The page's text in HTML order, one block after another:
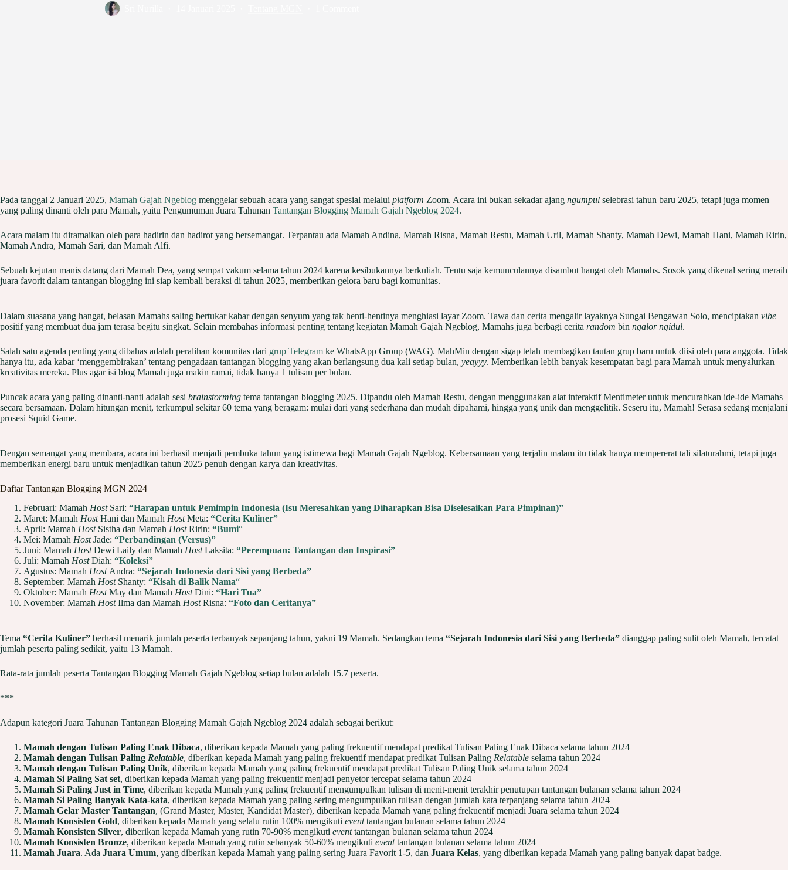
Pada tanggal 2 Januari 2025, Mamah Gajah Ngeblog menggelar sebuah acara yang sangat spesial melalui platform Zoom. Acara ini bukan sekadar ajang ngumpul selebrasi tahun baru 2025, tetapi juga momen
yang paling dinanti oleh para Mamah, yaitu Pengumuman Juara Tahunan Tantangan Blogging Mamah Gajah Ngeblog 2024.
Acara malam itu diramaikan oleh para hadirin dan hadirot yang bersemangat. Terpantau ada Mamah Andina, Mamah Risna, Mamah Restu, Mamah Uril, Mamah Shanty, Mamah Dewi, Mamah Hani, Mamah Ririn,
Mamah Andra, Mamah Sari, dan Mamah Alfi.
Sebuah kejutan manis datang dari Mamah Dea, yang sempat vakum selama tahun 2024 karena kesibukannya berkuliah. Tentu saja kemunculannya disambut hangat oleh Mamahs. Sosok yang dikenal sering meraih
juara favorit dalam tantangan blogging ini siap kembali beraksi di tahun 2025, memberikan gelora baru bagi komunitas.
Dalam suasana yang hangat, belasan Mamahs saling bertukar kabar dengan senyum yang tak henti-hentinya menghiasi layar Zoom. Tawa dan cerita mengalir layaknya Sungai Bengawan Solo, menciptakan vibe
positif yang membuat dua jam terasa begitu singkat. Selain membahas informasi penting tentang kegiatan Mamah Gajah Ngeblog, Mamahs juga berbagi cerita random bin ngalor ngidul.
Salah satu agenda penting yang dibahas adalah peralihan komunitas dari grup Telegram ke WhatsApp Group (WAG). MahMin dengan sigap telah membagikan tautan grup baru untuk diisi oleh para anggota. Tidak
hanya itu, ada kabar ‘menggembirakan’ tentang pengadaan tantangan blogging yang akan berlangsung dua kali setiap bulan, yeayyy. Memberikan lebih banyak kesempatan bagi para Mamah untuk menyalurkan
kreativitas mereka. Plus agar isi blog Mamah juga makin ramai, tidak hanya 1 tulisan per bulan.
Puncak acara yang paling dinanti-nanti adalah sesi brainstorming tema tantangan blogging 2025. Dipandu oleh Mamah Restu, dengan menggunakan alat interaktif Mentimeter untuk mencurahkan ide-ide Mamahs
secara bersamaan. Dalam hitungan menit, terkumpul sekitar 60 tema yang beragam: mulai dari yang sederhana dan mudah dipahami, hingga yang unik dan menggelitik. Seseru itu, Mamah! Serasa sedang menjalani
prosesi Squid Game.
Dengan semangat yang membara, acara ini berhasil menjadi pembuka tahun yang istimewa bagi Mamah Gajah Ngeblog. Kebersamaan yang terjalin malam itu tidak hanya mempererat tali silaturahmi, tetapi juga
memberikan energi baru untuk menjadikan tahun 2025 penuh dengan karya dan kreativitas.
Daftar Tantangan Blogging MGN 2024
Februari: Mamah Host Sari: “Harapan untuk Pemimpin Indonesia (Isu Meresahkan yang Diharapkan Bisa Diselesaikan Para Pimpinan)”
Maret: Mamah HostHani dan Mamah HostMeta: “Cerita Kuliner”
April: Mamah Host Sistha dan Mamah HostRirin: “Bumi“
Mei: Mamah HostJade: “Perbandingan (Versus)”
Juni: Mamah HostDewi Laily dan Mamah HostLaksita: “Perempuan: Tantangan dan Inspirasi”
Juli: Mamah HostDiah: “Koleksi”
Agustus: Mamah Host Andra: “Sejarah Indonesia dari Sisi yang Berbeda”
September: Mamah Host Shanty: “Kisah di Balik Nama“
Oktober: Mamah HostMay dan Mamah HostDini: “Hari Tua”
November: Mamah HostIlma dan Mamah HostRisna: “Foto dan Ceritanya”
Tema “Cerita Kuliner” berhasil menarik jumlah peserta terbanyak sepanjang tahun, yakni 19 Mamah. Sedangkan tema “Sejarah Indonesia dari Sisi yang Berbeda” dianggap paling sulit oleh Mamah, tercatat
jumlah peserta paling sedikit, yaitu 13 Mamah.
Rata-rata jumlah peserta Tantangan Blogging Mamah Gajah Ngeblog setiap bulan adalah 15.7 peserta.
***
Adapun kategori Juara Tahunan Tantangan Blogging Mamah Gajah Ngeblog 2024 adalah sebagai berikut:
Mamah dengan Tulisan Paling Enak Dibaca, diberikan kepada Mamah yang paling frekuentif mendapat predikat Tulisan Paling Enak Dibaca selama tahun 2024
Mamah dengan Tulisan Paling Relatable, diberikan kepada Mamah yang paling frekuentif mendapat predikat Tulisan Paling Relatable selama tahun 2024
Mamah dengan Tulisan Paling Unik, diberikan kepada Mamah yang paling frekuentif mendapat predikat Tulisan Paling Unik selama tahun 2024
Mamah Si Paling Sat set, diberikan kepada Mamah yang paling frekuentif menjadi penyetor tercepat selama tahun 2024
Mamah Si Paling Just in Time, diberikan kepada Mamah yang paling frekuentif mengumpulkan tulisan di menit-menit terakhir penutupan tantangan bulanan selama tahun 2024
Mamah Si Paling Banyak Kata-kata, diberikan kepada Mamah yang paling sering mengumpulkan tulisan dengan jumlah kata terpanjang selama tahun 2024
Mamah Gelar Master Tantangan, (Grand Master, Master, Kandidat Master), diberikan kepada Mamah yang paling frekuentif menjadi Juara selama tahun 2024
Mamah Konsisten Gold, diberikan kepada Mamah yang selalu rutin 100% mengikuti eventtantangan bulanan selama tahun 2024
Mamah Konsisten Silver, diberikan kepada Mamah yang rutin 70-90% mengikuti eventtantangan bulanan selama tahun 2024
Mamah Konsisten Bronze, diberikan kepada Mamah yang rutin sebanyak 50-60% mengikuti eventtantangan bulanan selama tahun 2024
Mamah Juara. Ada Juara Umum, yang diberikan kepada Mamah yang paling sering Juara Favorit 1-5, dan Juara Kelas, yang diberikan kepada Mamah yang paling banyak dapat badge.